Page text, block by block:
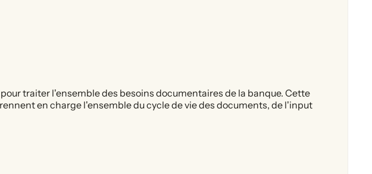
traiter l'ensemble des besoins documentaires de la banque. Cette
en charge l'ensemble du cycle de vie des documents, de l'input